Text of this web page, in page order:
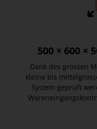
500 × 600 ×
Dank des grossen
kleine bis
System geprüft